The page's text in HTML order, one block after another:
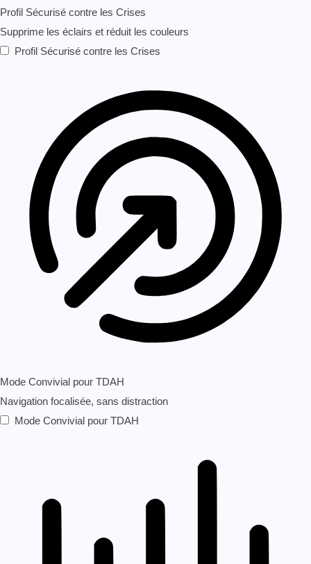
Profil Sécurisé contre les Crises
Supprime les éclairs et réduit les couleurs
Profil Sécurisé contre les Crises
Mode Convivial pour TDAH
Navigation focalisée, sans distraction
Mode Convivial pour TDAH